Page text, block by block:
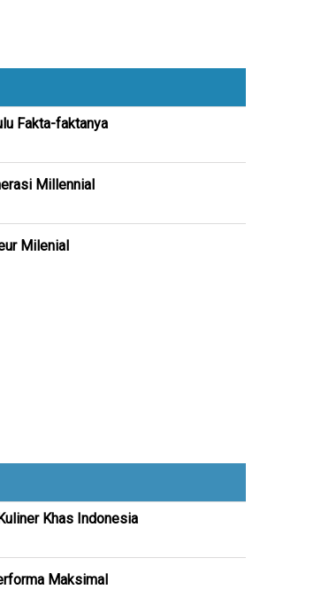
Fakta-faktanya
Millennial
Milenial
Khas Indonesia
Maksimal